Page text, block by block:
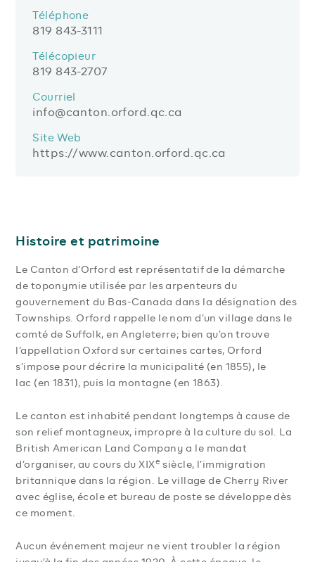
Téléphone
819 843-3111
Télécopieur
819 843-2707
Courriel
info@canton.orford.qc.ca
Site Web
https://www.canton.orford.qc.ca
Histoire et patrimoine
Le Canton d’Orford est représentatif de la démarche
de toponymie utilisée par les arpenteurs du
gouvernement du Bas-Canada dans la désignation des
Townships. Orford rappelle le nom d’un village dans le
comté de Suffolk, en Angleterre; bien qu’on trouve
l’appellation Oxford sur certaines cartes, Orford
s’impose pour décrire la municipalité (en 1855), le
lac (en 1831), puis la montagne (en 1863).
Le canton est inhabité pendant longtemps à cause de
son relief montagneux, impropre à la culture du sol. La
British American Land Company a le mandat
d’organiser, au cours du XIXe siècle, l’immigration
britannique dans la région. Le village de Cherry River
avec église, école et bureau de poste se développe dès
ce moment.
Aucun événement majeur ne vient troubler la région